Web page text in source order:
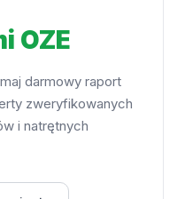
OZE
darmowy raport
zweryfikowanych
i natrętnych